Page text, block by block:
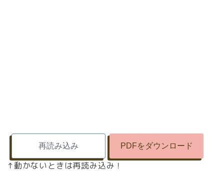
↑動かないときは再読み込み！